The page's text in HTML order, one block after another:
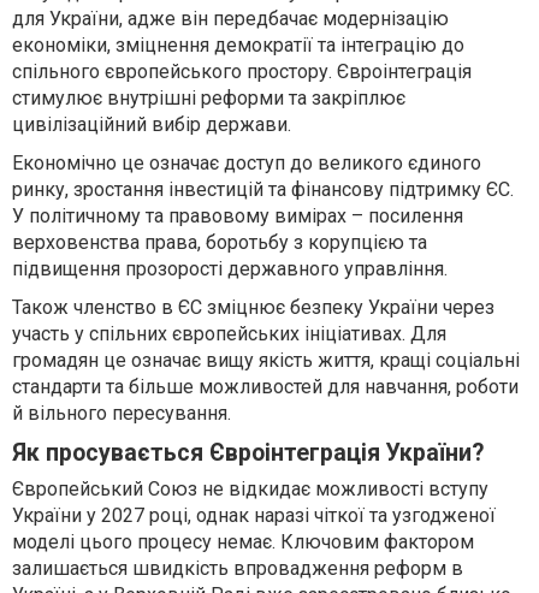
для України, адже він передбачає модернізацію
економіки, зміцнення демократії та інтеграцію до
спільного європейського простору. Євроінтеграція
стимулює внутрішні реформи та закріплює
цивілізаційний вибір держави.
Економічно це означає доступ до великого єдиного
ринку, зростання інвестицій та фінансову підтримку ЄС.
У політичному та правовому вимірах – посилення
верховенства права, боротьбу з корупцією та
підвищення прозорості державного управління.
Також членство в ЄС зміцнює безпеку України через
участь у спільних європейських ініціативах. Для
громадян це означає вищу якість життя, кращі соціальні
стандарти та більше можливостей для навчання, роботи
й вільного пересування.
Як просувається Євроінтеграція України?
Європейський Союз не відкидає можливості вступу
України у 2027 році, однак наразі чіткої та узгодженої
моделі цього процесу немає. Ключовим фактором
залишається швидкість впровадження реформ в